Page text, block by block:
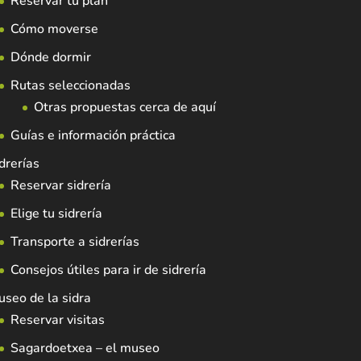
Cómo moverse
Dónde dormir
Rutas seleccionadas
Otras propuestas cerca de aquí
Guías e información práctica
Reservar sidrería
Elige tu sidrería
Transporte a sidrerías
Consejos útiles para ir de sidrería
de la sidra
Reservar visitas
Sagardoetxea – el museo